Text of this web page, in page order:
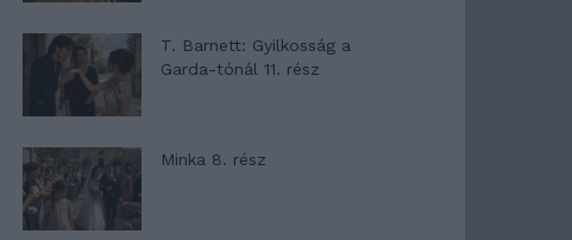
T. Barnett: Gyilkosság a
Garda-tónál 11. rész
Minka 8. rész